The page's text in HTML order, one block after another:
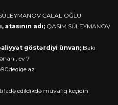
CALAL OĞLU
adı; QASIM SÜLEYMANOV
göstərdiyi ünvan; Bakı
ev 7
edildikdə müvafiq keçidin